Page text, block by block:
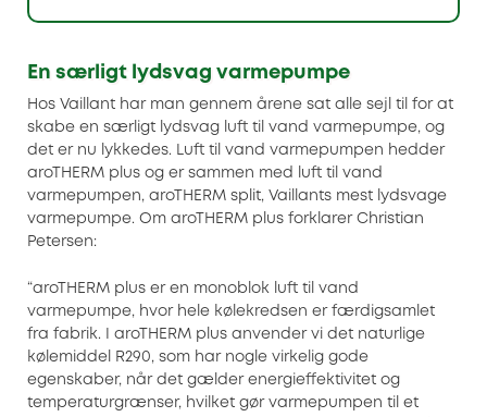
En særligt lydsvag varmepumpe
Hos Vaillant har man gennem årene sat alle sejl til for at
skabe en særligt lydsvag luft til vand varmepumpe, og
det er nu lykkedes. Luft til vand varmepumpen hedder
aroTHERM plus og er sammen med luft til vand
varmepumpen, aroTHERM split, Vaillants mest lydsvage
varmepumpe. Om aroTHERM plus forklarer Christian
Petersen:
“aroTHERM plus er en monoblok luft til vand
varmepumpe, hvor hele kølekredsen er færdigsamlet
fra fabrik. I aroTHERM plus anvender vi det naturlige
kølemiddel R290, som har nogle virkelig gode
egenskaber, når det gælder energieffektivitet og
temperaturgrænser, hvilket gør varmepumpen til et